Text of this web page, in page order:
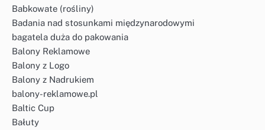
Babkowate (rośliny)
Badania nad stosunkami międzynarodowymi
bagatela duża do pakowania
Balony Reklamowe
Balony z Logo
Balony z Nadrukiem
balony-reklamowe.pl
Baltic Cup
Bałuty